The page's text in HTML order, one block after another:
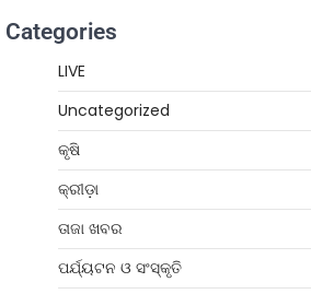
Categories
LIVE
Uncategorized
କୃଷି
କ୍ରୀଡ଼ା
ତାଜା ଖବର
ପର୍ଯ୍ୟଟନ ଓ ସଂସ୍କୃତି